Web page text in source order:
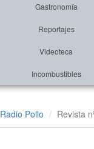
Gastronomía
Reportajes
Videoteca
Incombustibles
Radio Pollo Revista